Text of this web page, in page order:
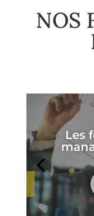
NOS
Les